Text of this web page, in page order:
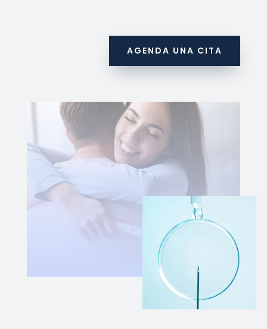
AGENDA UNA CITA